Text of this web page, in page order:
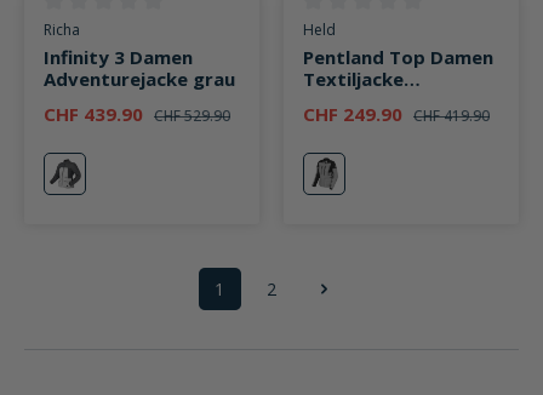
Durchschnittliche Bewertung von 0 von 5 Sternen
Richa
Infinity 3 Damen
Adventurejacke grau
CHF 439.90 CHF 529.90
grau
Durchschnittliche Bewertung
Held
Pentland Top Damen
Textiljacke
CHF 249.90 CHF 419.90
grau
Seite
1 Seite
2